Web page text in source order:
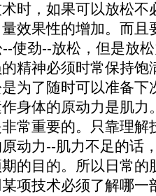
时，如果可以放松不
效果性的增加。而且
使劲--放松，但是放
精神必须时常保持饱
为了随时可以准备下
身体的原动力是肌力
常重要的。只靠理解
动力--肌力不足的话
的目的。所以日常的
项技术必须了解哪一